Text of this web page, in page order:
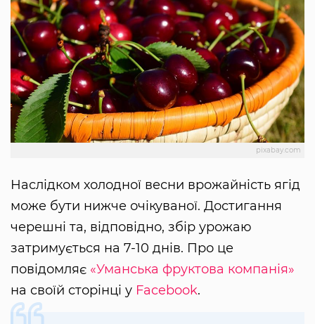
pixabay.com
Наслідком холодної весни врожайність ягід
може бути нижче очікуваної. Достигання
черешні та, відповідно, збір урожаю
затримується на 7-10 днів. Про це
повідомляє «Уманська фруктова компанія»
на своїй сторінці у Facebook.